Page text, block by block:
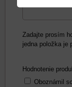
Zadajte prosím
jedna položka je
Hodnotenie
Oboznámil